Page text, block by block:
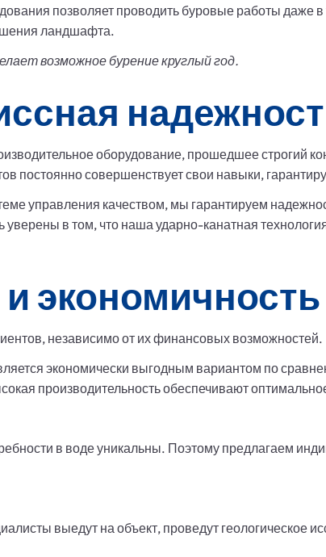
позволяет проводить буровые работы даже в
ландшафта.
возможное бурение круглый год.
оборудование, прошедшее строгий
постоянно совершенствует свои навыки,
управления качеством, мы гарантируем
в том, что наша ударно-канатная
экономичность
независимо от их финансовых возможностей.
экономически выгодным вариантом по
производительность обеспечивают
в воде уникальны. Поэтому предлагаем
выедут на объект, проведут геологическое